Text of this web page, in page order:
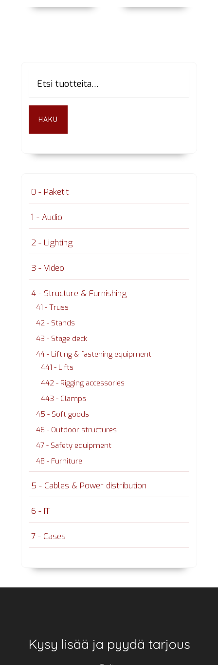
Ensisijainen
sivupalkki
HAKU
0 - Paketit
1 - Audio
2 - Lighting
3 - Video
4 - Structure & Furnishing
41 - Truss
42 - Stands
43 - Stage deck
44 - Lifting & fastening equipment
441 - Lifts
442 - Rigging accessories
443 - Clamps
45 - Soft goods
46 - Outdoor structures
47 - Safety equipment
48 - Furniture
5 - Cables & Power distribution
6 - IT
7 - Cases
Footer
Kysy lisää ja pyydä tarjous